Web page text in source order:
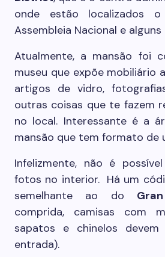
onde estão localizados
Assembleia Nacional e
Atualmente, a mansão foi
museu que expõe mobiliário
artigos de vidro,
outras coisas que te fazem
no local. Interessante é a
mansão que tem formato de
Infelizmente, não é
fotos no interior. Há um
semelhante ao do
comprida, camisas com
sapatos e chinelos
entrada).